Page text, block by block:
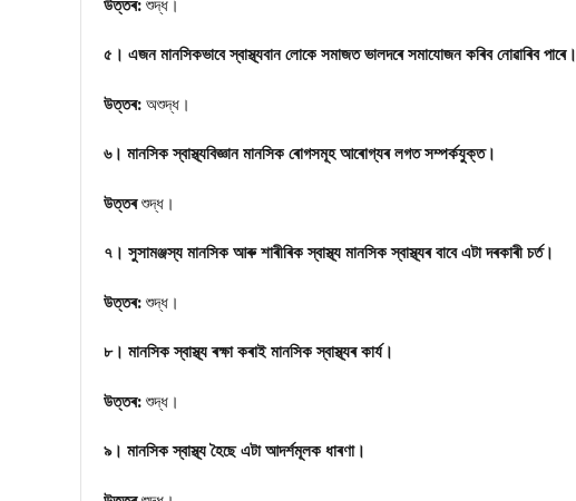
উত্তৰ: শুদ্ধ।
৫। এজন মানসিকভাবে স্বাস্থ্যবান লোকে সমাজত ভালদৰে সমাযোজন কৰিব নোৱাৰিব পাৰে।
উত্তৰ: অশুদ্ধ।
৬। মানসিক স্বাস্থ্যবিজ্ঞান মানসিক ৰোগসমূহ আৰোগ্যৰ লগত সম্পর্কযুক্ত।
উত্তৰশুদ্ধ।
৭। সুসামঞ্জস্য মানসিক আৰু শাৰীৰিক স্বাস্থ্য মানসিক স্বাস্থ্যৰ বাবে এটা দৰকাৰী চৰ্ত।
উত্তৰ: শুদ্ধ।
৮। মানসিক স্বাস্থ্য ৰক্ষা কৰাই মানসিক স্বাস্থ্যৰ কাৰ্য।
উত্তৰ: শুদ্ধ।
৯। মানসিক স্বাস্থ্য হৈছে এটা আদর্শমূলক ধাৰণা।